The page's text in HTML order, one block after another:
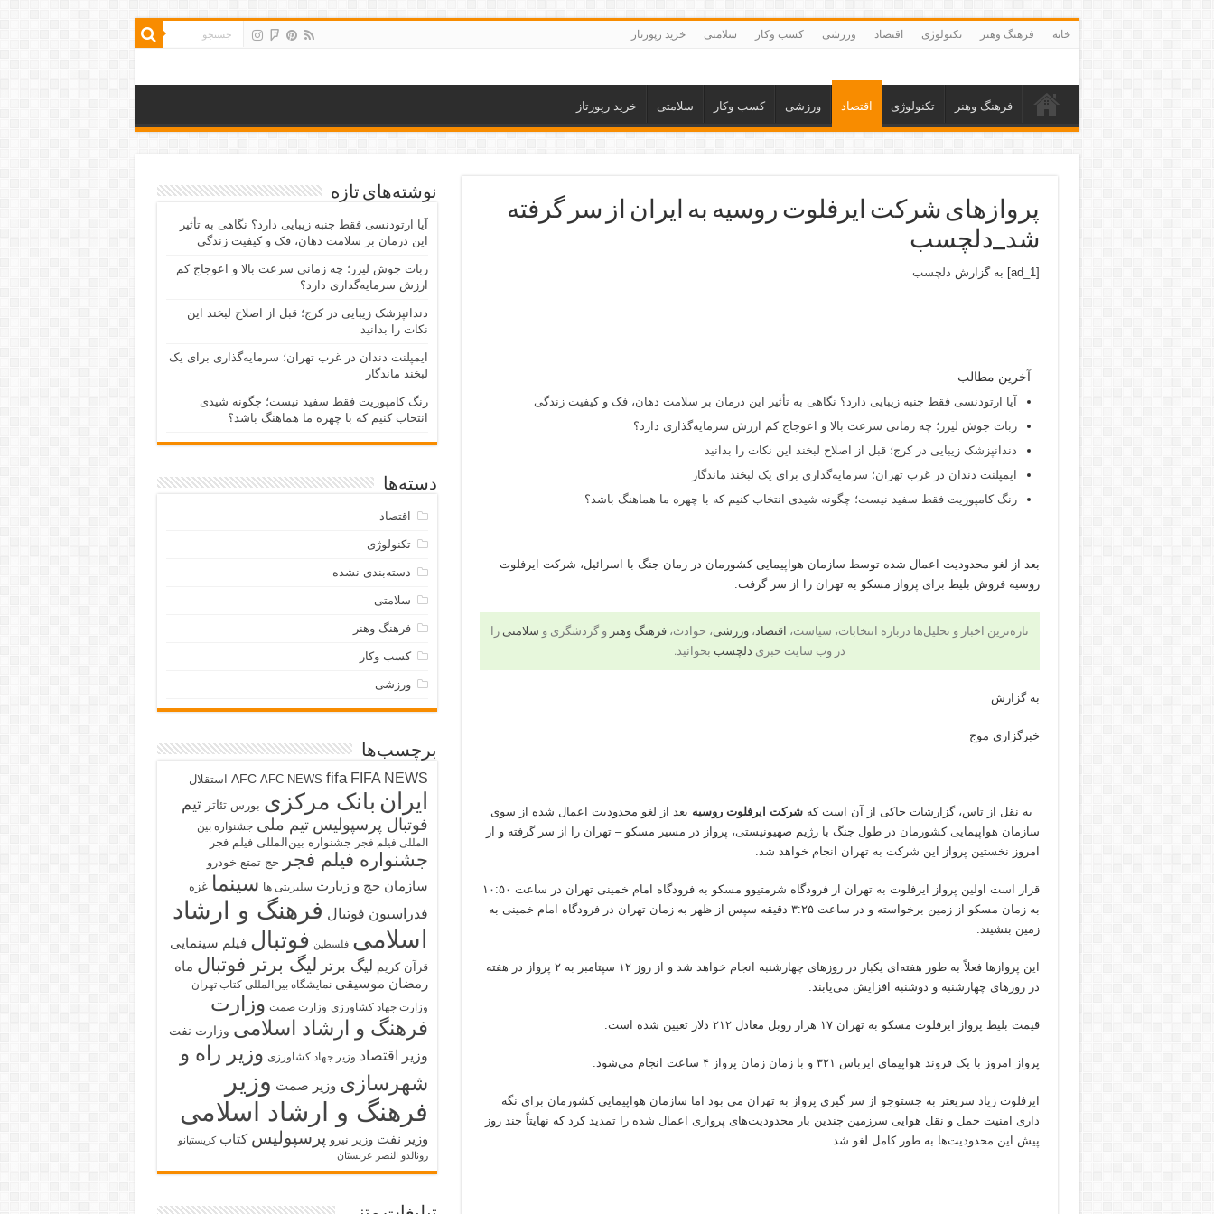
خانه فرهنگ وهنر تکنولوژی اقتصاد ورزشی کسب وکار سلامتی خرید رپورتاز
فرهنگ وهنر تکنولوژی اقتصاد ورزشی کسب وکار سلامتی خرید رپورتاز
پروازهای شرکت ایرفلوت روسیه به ایران از سر گرفته
شد_دلچسب
[ad_1] به گزارش دلچسب
آخرین مطالب
آیا ارتودنسی فقط جنبه زیبایی دارد؟ نگاهی به تأثیر این درمان بر سلامت دهان، فک و کیفیت زندگی
ربات جوش لیزر؛ چه زمانی سرعت بالا و اعوجاج کم ارزش سرمایه‌گذاری دارد؟
دندانپزشک زیبایی در کرج؛ قبل از اصلاح لبخند این نکات را بدانید
ایمپلنت دندان در غرب تهران؛ سرمایه‌گذاری برای یک لبخند ماندگار
رنگ کامپوزیت فقط سفید نیست؛ چگونه شیدی انتخاب کنیم که با چهره ما هماهنگ باشد؟
بعد از لغو محدودیت اعمال شده توسط سازمان هواپیمایی کشورمان در زمان جنگ با اسرائیل، شرکت ایرفلوت
روسیه فروش بلیط برای پرواز مسکو به تهران را از سر گرفت.
تازه‌ترین اخبار و تحلیل‌ها درباره انتخابات، سیاست، اقتصاد،ورزشی، حوادث،فرهنگ وهنر و گردشگری و سلامتی را
در وب سایت خبری دلچسب بخوانید.
به گزارش
خبرگزاری موج
به نقل از تاس، گزارشات حاکی از آن است کهشرکت ایرفلوت روسیه بعد از لغو محدودیت اعمال شده از سوی
سازمان هواپیمایی کشورمان در طول جنگ با رژیم صهیونیستی، پرواز در مسیر مسکو – تهران را از سر گرفته و از
امروز نخستین پرواز این شرکت به تهران انجام خواهد شد.
قرار است اولین پرواز ایرفلوت به تهران از فرودگاه شرمتیوو مسکو به فرودگاه امام خمینی تهران در ساعت ۱۰:۵۰
به زمان مسکو از زمین برخواسته و در ساعت ۳:۲۵ دقیقه سپس از ظهر به زمان تهران در فرودگاه امام خمینی به
زمین بنشیند.
این پروازها فعلاً به طور هفته‌ای یکبار در روزهای چهارشنبه انجام خواهد شد و از روز ۱۲ سپتامبر به ۲ پرواز در هفته
در روزهای چهارشنبه و دوشنبه افزایش می‌یابند.
قیمت بلیط پرواز ایرفلوت مسکو به تهران ۱۷ هزار روبل معادل ۲۱۲ دلار تعیین شده است.
پرواز امروز با یک فروند هواپیمای ایرباس ۳۲۱ و با زمان زمان پرواز ۴ ساعت انجام می‌شود.
ایرفلوت زیاد سریعتر به جستوجو از سر گیری پرواز به تهران می بود اما سازمان هواپیمایی کشورمان برای نگه
داری امنیت حمل و نقل هوایی سرزمین چندین بار محدودیت‌های پروازی اعمال شده را تمدید کرد که نهایتاً چند روز
پیش این محدودیت‌ها به طور کامل لغو شد.
نوشته‌های تازه
آیا ارتودنسی فقط جنبه زیبایی دارد؟ نگاهی به تأثیر
این درمان بر سلامت دهان، فک و کیفیت زندگی
ربات جوش لیزر؛ چه زمانی سرعت بالا و اعوجاج کم
ارزش سرمایه‌گذاری دارد؟
دندانپزشک زیبایی در کرج؛ قبل از اصلاح لبخند این
نکات را بدانید
ایمپلنت دندان در غرب تهران؛ سرمایه‌گذاری برای یک
لبخند ماندگار
رنگ کامپوزیت فقط سفید نیست؛ چگونه شیدی
انتخاب کنیم که با چهره ما هماهنگ باشد؟
دسته‌ها
اقتصاد
تکنولوژی
دسته‌بندی نشده
سلامتی
فرهنگ وهنر
کسب وکار
ورزشی
برچسب‌ها
AFC AFC NEWS fifa FIFA NEWS استقلال
ایران بانک مرکزی بورس تئاتر تیم
فوتبال پرسپولیس تیم ملی جشنواره بین
المللی فیلم فجر جشنواره بین‌المللی فیلم فجر
جشنواره فیلم فجر حج تمتع خودرو
سازمان حج و زیارت سلبریتی ها سینما غزه
فدراسیون فوتبال فرهنگ و ارشاد
اسلامی فلسطین فوتبال فیلم سینمایی
قرآن کریم لیگ برتر لیگ برتر فوتبال ماه
رمضان موسیقی نمایشگاه بین‌المللی کتاب تهران
وزارت جهاد کشاورزی وزارت صمت وزارت
فرهنگ و ارشاد اسلامی وزارت نفت
وزیر اقتصاد وزیر جهاد کشاورزی وزیر راه و
شهرسازی وزیر صمت وزیر
فرهنگ و ارشاد اسلامی
وزیر نفت وزیر نیرو پرسپولیس کتاب کریستیانو
رونالدو النصر عربستان